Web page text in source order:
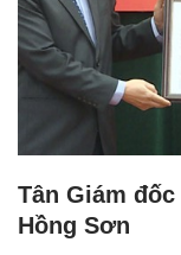
Tân Giám đốc
Hồng Sơn